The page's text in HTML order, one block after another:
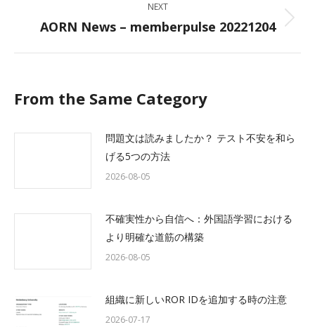
NEXT
Next
AORN News – memberpulse 20221204
From the Same Category
問題文は読みましたか？ テスト不安を和ら
げる5つの方法
2026-08-05
不確実性から自信へ：外国語学習における
より明確な道筋の構築
2026-08-05
組織に新しいROR IDを追加する時の注意
2026-07-17